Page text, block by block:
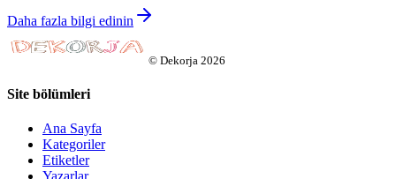
Daha fazla bilgi edinin
© Dekorja 2026
Site bölümleri
Ana Sayfa
Kategoriler
Etiketler